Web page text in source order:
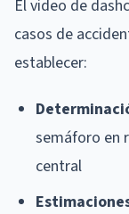
El video de
casos de
establecer:
semáforo en
central